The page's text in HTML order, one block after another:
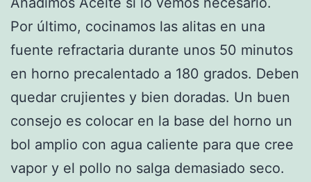
Por último, cocinamos las alitas en una
fuente refractaria durante unos 50 minutos
en horno precalentado a 180 grados. Deben
quedar crujientes y bien doradas. Un buen
consejo es colocar en la base del horno un
bol amplio con agua caliente para que cree
vapor y el pollo no salga demasiado seco.